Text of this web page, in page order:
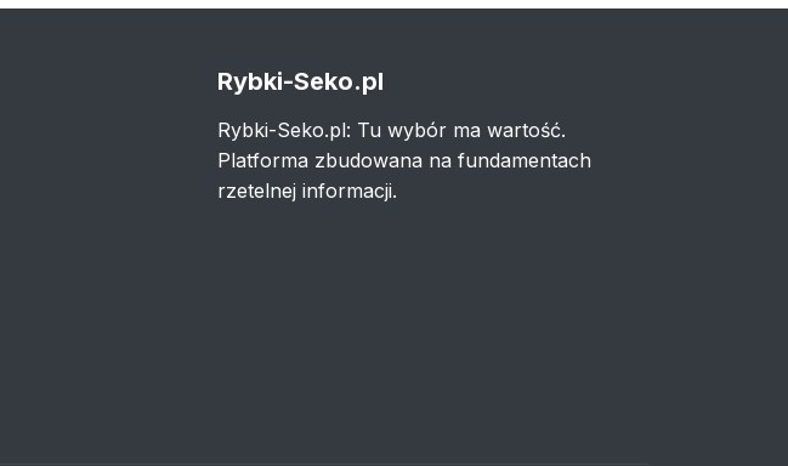
Rybki-Seko.pl
Rybki-Seko.pl: Tu wybór ma wartość.
Platforma zbudowana na fundamentach
rzetelnej informacji.